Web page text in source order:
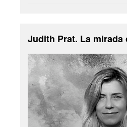
Judith Prat. La mirada